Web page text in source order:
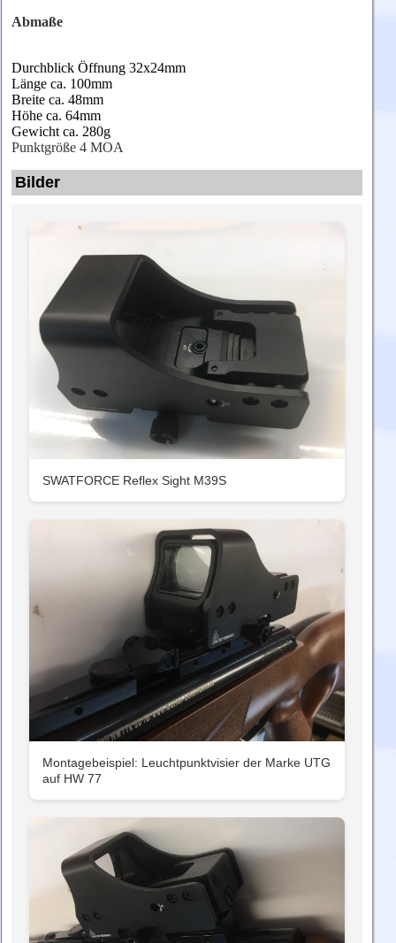
Abmaße
Durchblick Öffnung 32x24mm
Länge ca. 100mm
Breite ca. 48mm
Höhe ca. 64mm
Gewicht ca. 280g
Punktgröße 4 MOA
Bilder
SWATFORCE Reflex Sight M39S
Montagebeispiel: Leuchtpunktvisier der Marke UTG
auf HW 77